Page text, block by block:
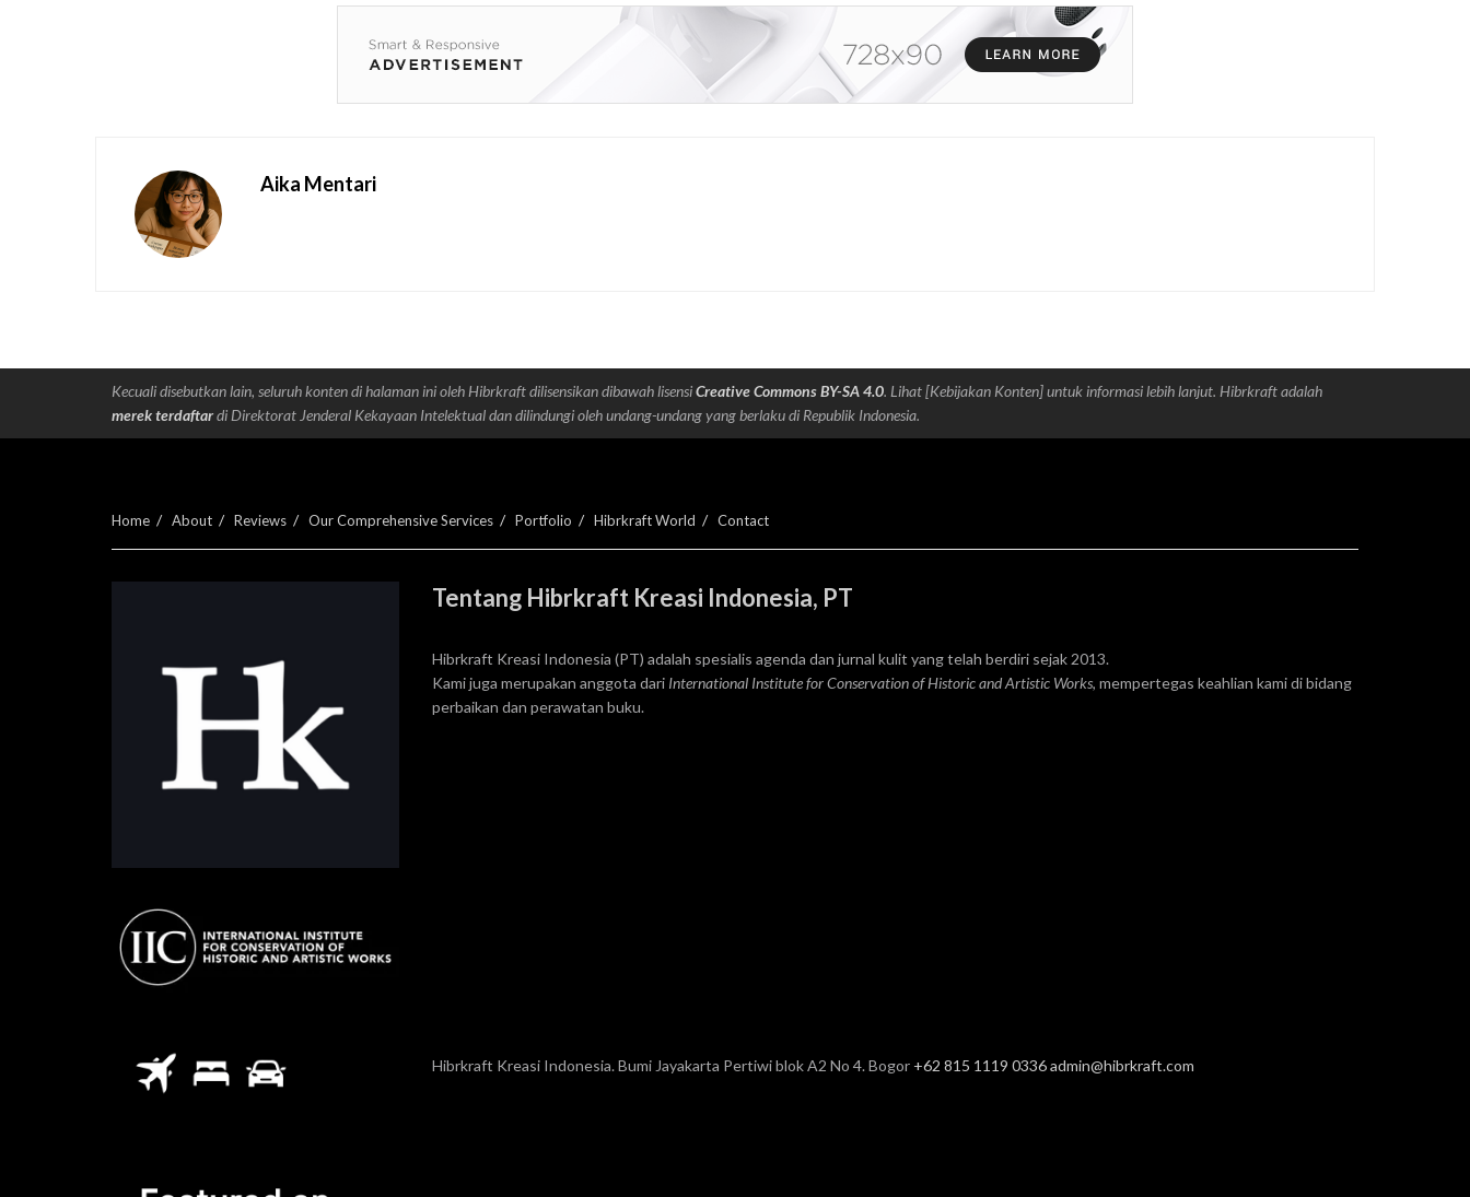
Aika Mentari
Kecuali disebutkan lain, seluruh konten di halaman ini oleh Hibrkraft dilisensikan dibawah lisensiCreative Commons BY-SA 4.0. Lihat [Kebijakan Konten] untuk informasi lebih lanjut. Hibrkraft adalah
merek terdaftardi Direktorat Jenderal Kekayaan Intelektual dan dilindungi oleh undang-undang yang berlaku di Republik Indonesia.
Home About Reviews Our Comprehensive Services Portfolio Hibrkraft World Contact
Tentang Hibrkraft Kreasi Indonesia, PT
Hibrkraft Kreasi Indonesia (PT) adalah spesialis agenda dan jurnal kulit yang telah berdiri sejak 2013.
Kami juga merupakan anggota dari International Institute for Conservation of Historic and Artistic Works, mempertegas keahlian kami di bidang
perbaikan dan perawatan buku.
Hibrkraft Kreasi Indonesia. Bumi Jayakarta Pertiwi blok A2 No 4. Bogor +62 815 1119 0336admin@hibrkraft.com